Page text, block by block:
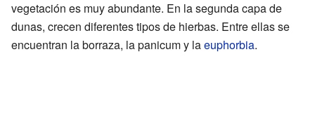
vegetación es muy abundante. En la segunda capa de
dunas, crecen diferentes tipos de hierbas. Entre ellas se
encuentran la borraza, la panicum y laeuphorbia.